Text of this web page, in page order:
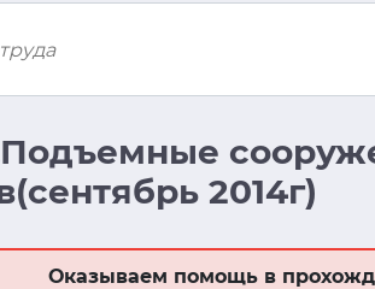
2014г)
Оказываем помощь в